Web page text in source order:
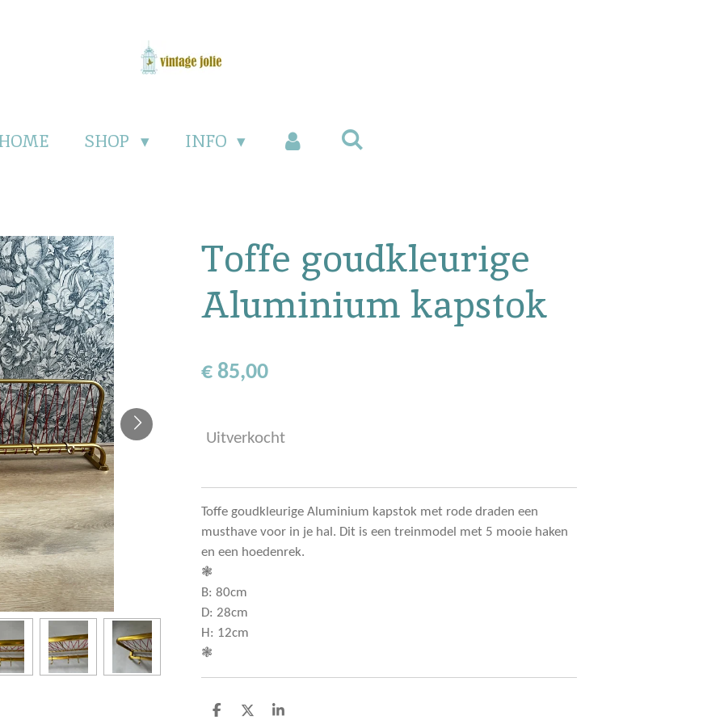
SHOP INFO
Toffe goudkleurige
Aluminium kapstok
€ 85,00
Uitverkocht
Toffe goudkleurige Aluminium kapstok met rode draden een
musthave voor in je hal. Dit is een treinmodel met 5 mooie haken
en een hoedenrek.
❃
B: 80cm
D: 28cm
H: 12cm
❃
D D S